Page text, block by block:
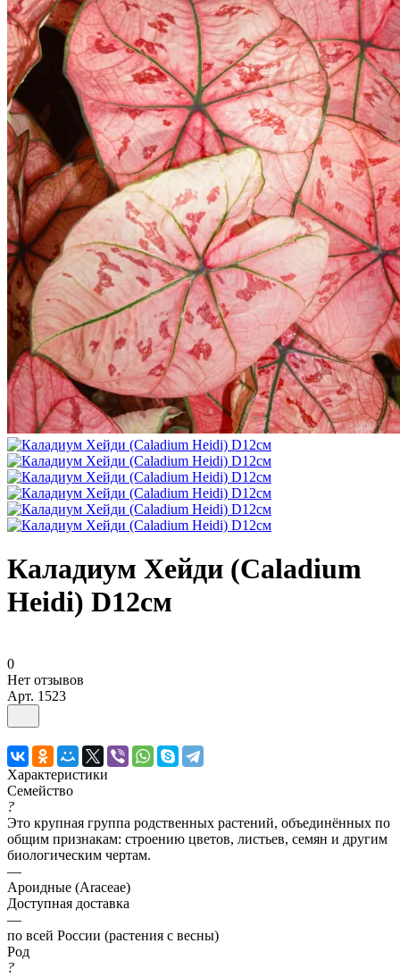
Каладиум Хейди (Caladium
Heidi) D12см
0
Нет отзывов
Арт. 1523
Характеристики
Семейство
?
Это крупная группа родственных растений, объединённых по
общим признакам: строению цветов, листьев, семян и другим
биологическим чертам.
—
Ароидные (Araceae)
Доступная доставка
—
по всей России (растения с весны)
Род
?